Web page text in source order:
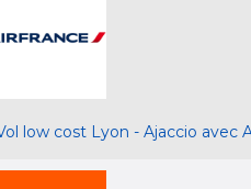
low cost Lyon - Ajaccio avec